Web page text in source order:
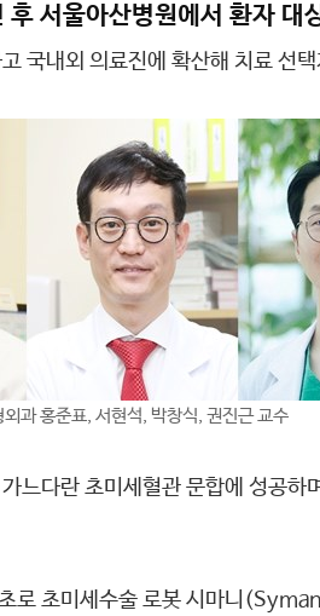
서울아산병원에서 환자 대
국내외 의료진에 확산해 치료 선택
과 홍준표, 서현석, 박창식, 권진근 교수
느다란 초미세혈관 문합에 성공하
로 초미세수술 로봇 시마니